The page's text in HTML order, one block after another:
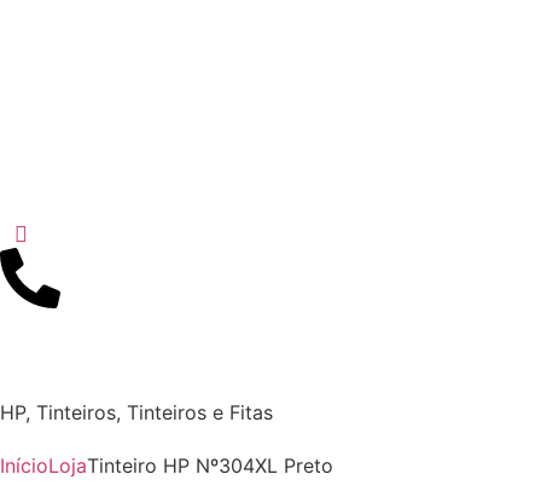
HP, Tinteiros, Tinteiros e Fitas
InícioLojaTinteiro HP Nº304XL Preto